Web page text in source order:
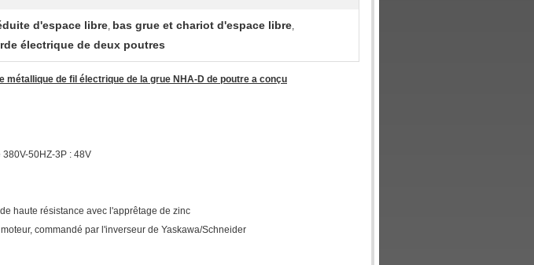
d'espace libre, bas grue et chariot d'espace libre,
électrique de deux poutres
métallique de fil électrique de la grue NHA-D de poutre a conçu
50HZ-3P : 48V
haute résistance avec l'apprêtage de zinc
commandé par l'inverseur de Yaskawa/Schneider